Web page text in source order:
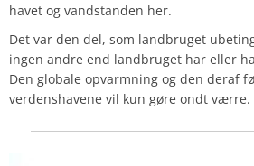
havet og vandstanden her.
Det var den del, som landbruget
ingen andre end landbruget har eller
Den globale opvarmning og den deraf
verdenshavene vil kun gøre ondt værre.